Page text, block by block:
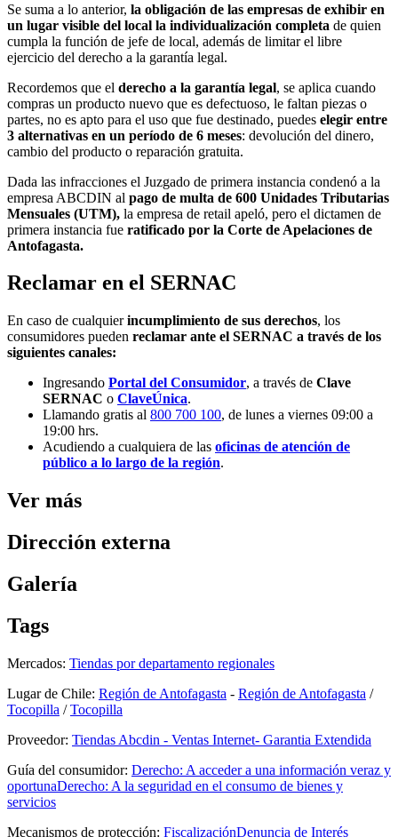
Se suma a lo anterior, la obligación de las empresas de exhibir en
un lugar visible del local la individualización completa de quien
cumpla la función de jefe de local, además de limitar el libre
ejercicio del derecho a la garantía legal.
Recordemos que el derecho a la garantía legal, se aplica cuando
compras un producto nuevo que es defectuoso, le faltan piezas o
partes, no es apto para el uso que fue destinado, puedes elegir entre
3 alternativas en un período de 6 meses: devolución del dinero,
cambio del producto o reparación gratuita.
Dada las infracciones el Juzgado de primera instancia condenó a la
empresa ABCDIN al pago de multa de 600 Unidades Tributarias
Mensuales (UTM), la empresa de retail apeló, pero el dictamen de
primera instancia fue ratificado por la Corte de Apelaciones de
Antofagasta.
Reclamar en el SERNAC
En caso de cualquierincumplimiento de sus derechos, los
consumidores pueden reclamar ante el SERNAC a través de los
siguientes canales:
Ingresando Portal del Consumidor, a través de Clave
SERNAC o ClaveÚnica.
Llamando gratis al 800 700 100, de lunes a viernes 09:00 a
19:00 hrs.
Acudiendo a cualquiera de las oficinas de atención de
público a lo largo de la región.
Ver más
Dirección externa
Galería
Tags
Mercados: Tiendas por departamento regionales
Lugar de Chile: Región de Antofagasta - Región de Antofagasta /
Tocopilla /Tocopilla
Proveedor: Tiendas Abcdin - Ventas Internet- Garantia Extendida
Guía del consumidor: Derecho: A acceder a una información veraz y
oportunaDerecho: A la seguridad en el consumo de bienes y
servicios
Mecanismos de protección: FiscalizaciónDenuncia de Interés